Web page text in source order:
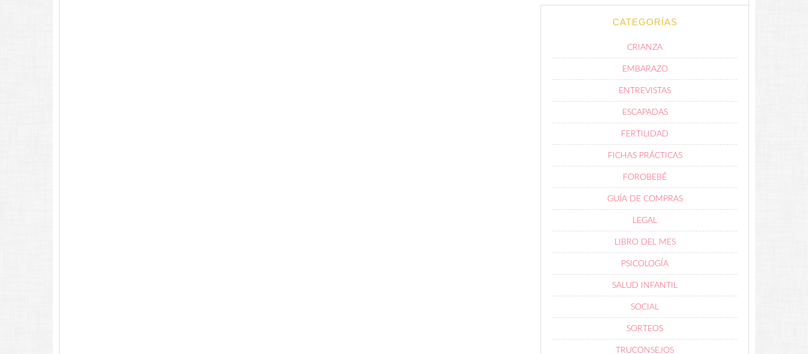
CATEGORÍAS
CRIANZA
EMBARAZO
ENTREVISTAS
ESCAPADAS
FERTILIDAD
FICHAS PRÁCTICAS
FOROBEBÉ
GUÍA DE COMPRAS
LEGAL
LIBRO DEL MES
PSICOLOGÍA
SALUD INFANTIL
SOCIAL
SORTEOS
TRUCONSEJOS